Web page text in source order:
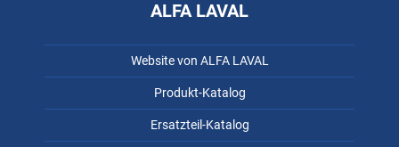
ALFA LAVAL
Website von ALFA LAVAL
Produkt-Katalog
Ersatzteil-Katalog